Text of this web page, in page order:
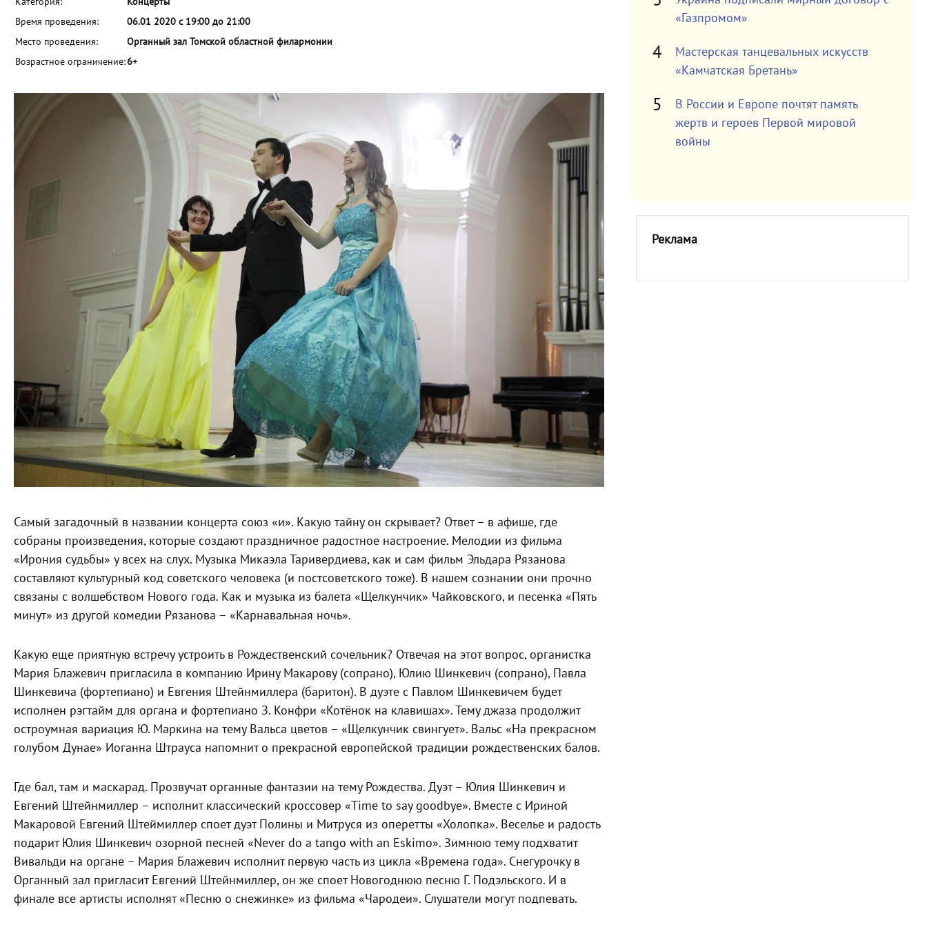
Время проведения:
06.01 2020 с 19:00 до 21:00
Место проведения:
Органный зал Томской областной филармонии
Возрастное ограничение:6+
Самый загадочный в названии концерта союз «и». Какую тайну он скрывает? Ответ – в афише, где
собраны произведения, которые создают праздничное радостное настроение. Мелодии из фильма
«Ирония судьбы» у всех на слух. Музыка Микаэла Таривердиева, как и сам фильм Эльдара Рязанова
составляют культурный код советского человека (и постсоветского тоже). В нашем сознании они прочно
связаны с волшебством Нового года. Как и музыка из балета «Щелкунчик» Чайковского, и песенка «Пять
минут» из другой комедии Рязанова – «Карнавальная ночь».
Какую еще приятную встречу устроить в Рождественский сочельник? Отвечая на этот вопрос, органистка
Мария Блажевич пригласила в компанию Ирину Макарову (сопрано), Юлию Шинкевич (сопрано), Павла
Шинкевича (фортепиано) и Евгения Штейнмиллера (баритон). В дуэте с Павлом Шинкевичем будет
исполнен рэгтайм для органа и фортепиано З. Конфри «Котёнок на клавишах». Тему джаза продолжит
остроумная вариация Ю. Маркина на тему Вальса цветов – «Щелкунчик свингует». Вальс «На прекрасном
голубом Дунае» Иоганна Штрауса напомнит о прекрасной европейской традиции рождественских балов.
Где бал, там и маскарад. Прозвучат органные фантазии на тему Рождества. Дуэт – Юлия Шинкевич и
Евгений Штейнмиллер – исполнит классический кроссовер «Time to say goodbye». Вместе с Ириной
Макаровой Евгений Штеймиллер споет дуэт Полины и Митруся из оперетты «Холопка». Веселье и радость
подарит Юлия Шинкевич озорной песней «Never do a tango with an Eskimo». Зимнюю тему подхватит
Вивальди на органе – Мария Блажевич исполнит первую часть из цикла «Времена года». Снегурочку в
Органный зал пригласит Евгений Штейнмиллер, он же споет Новогоднюю песню Г. Подэльского. И в
финале все артисты исполнят «Песню о снежинке» из фильма «Чародеи». Слушатели могут подпевать.
«Газпромом»
Мастерская танцевальных искусств
«Камчатская Бретань»
В России и Европе почтят память
жертв и героев Первой мировой
войны
Реклама